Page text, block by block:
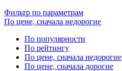
Фильтр по параметрам
По цене, сначала недорогие
По популярности
По рейтингу
По цене, сначала недорогие
По цене, сначала дорогие